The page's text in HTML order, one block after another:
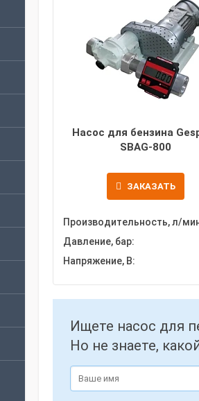
Насос для бензина
SBAG-800
ЗАКАЗАТЬ
Производительность, л/
Давление, бар:
Напряжение, В:
Ищете насос для
Но не знаете,